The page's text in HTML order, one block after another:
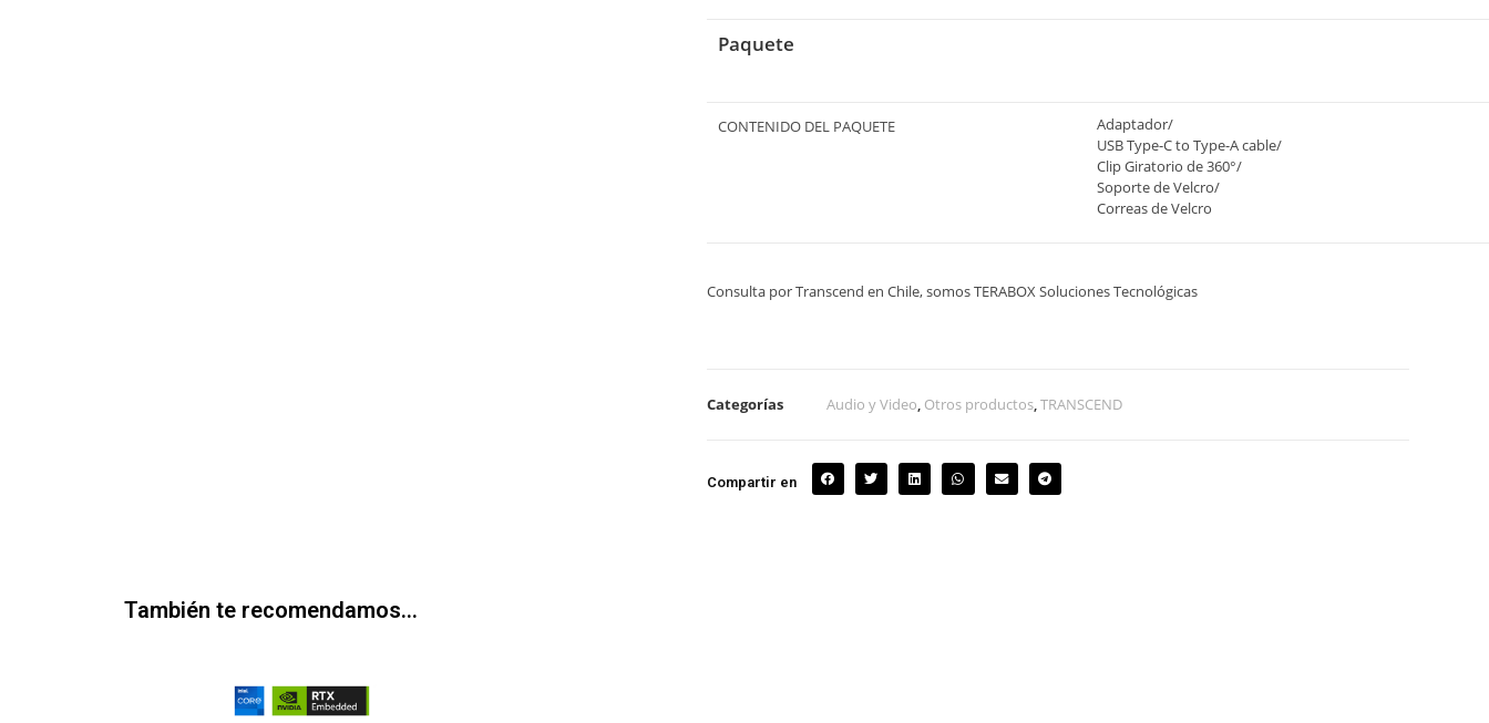
Paquete
CONTENIDO DEL PAQUETE Adaptador/
USB Type-C to Type-A cable/
Clip Giratorio de 360°/
Soporte de Velcro/
Correas de Velcro
Consulta por Transcend en Chile, somos TERABOX Soluciones Tecnológicas
Categorías Audio y Video, Otros productos,TRANSCEND
Compartir en
También te recomendamos…